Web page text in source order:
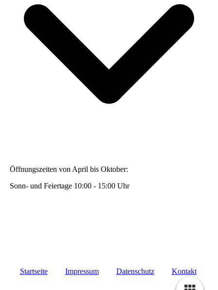
Öffnungszeiten von April bis Oktober:
Sonn- und Feiertage 10:00 - 15:00 Uhr
Startseite Impressum Datenschutz Kontakt